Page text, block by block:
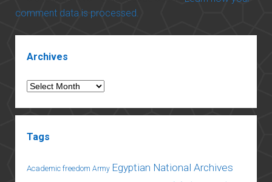
comment data is processed.
Archives
Archives
Tags
Academic freedom Army Egyptian National Archives